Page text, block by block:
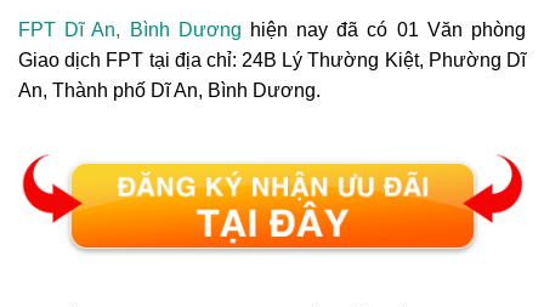
FPT Dĩ An, Bình Dương hiện nay đã có 01 Văn phòng
Giao dịch FPT tại địa chỉ: 24B Lý Thường Kiệt, Phường Dĩ
An, Thành phố Dĩ An, Bình Dương.